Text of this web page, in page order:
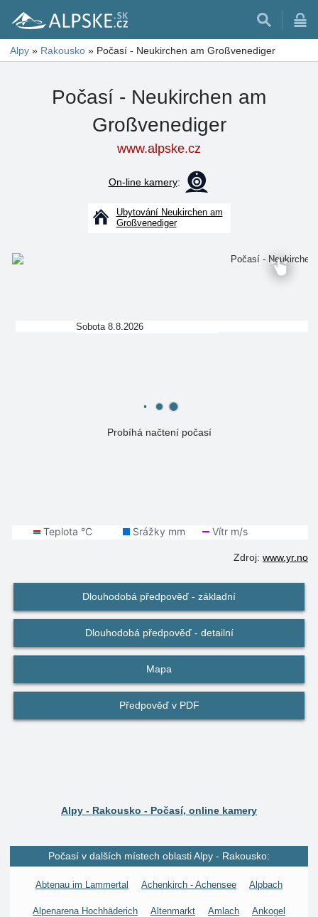
Alpy » Rakousko » Počasí - Neukirchen am Großvenediger
Počasí - Neukirchen am
Großvenediger
www.alpske.cz
On-line kamery:
Ubytování Neukirchen am
Großvenediger
Probíhá načtení počasí
Sobota 8.8.2026
Zdroj: www.yr.no
Dlouhodobá předpověď - základní
Dlouhodobá předpověď - detailní
Mapa
Předpověď v PDF
Alpy - Rakousko - Počasí, online kamery
Počasí v dalších místech oblasti Alpy - Rakousko:
Abtenau im Lammertal Achenkirch - Achensee Alpbach
Alpenarena Hochhäderich Altenmarkt Amlach Ankogel